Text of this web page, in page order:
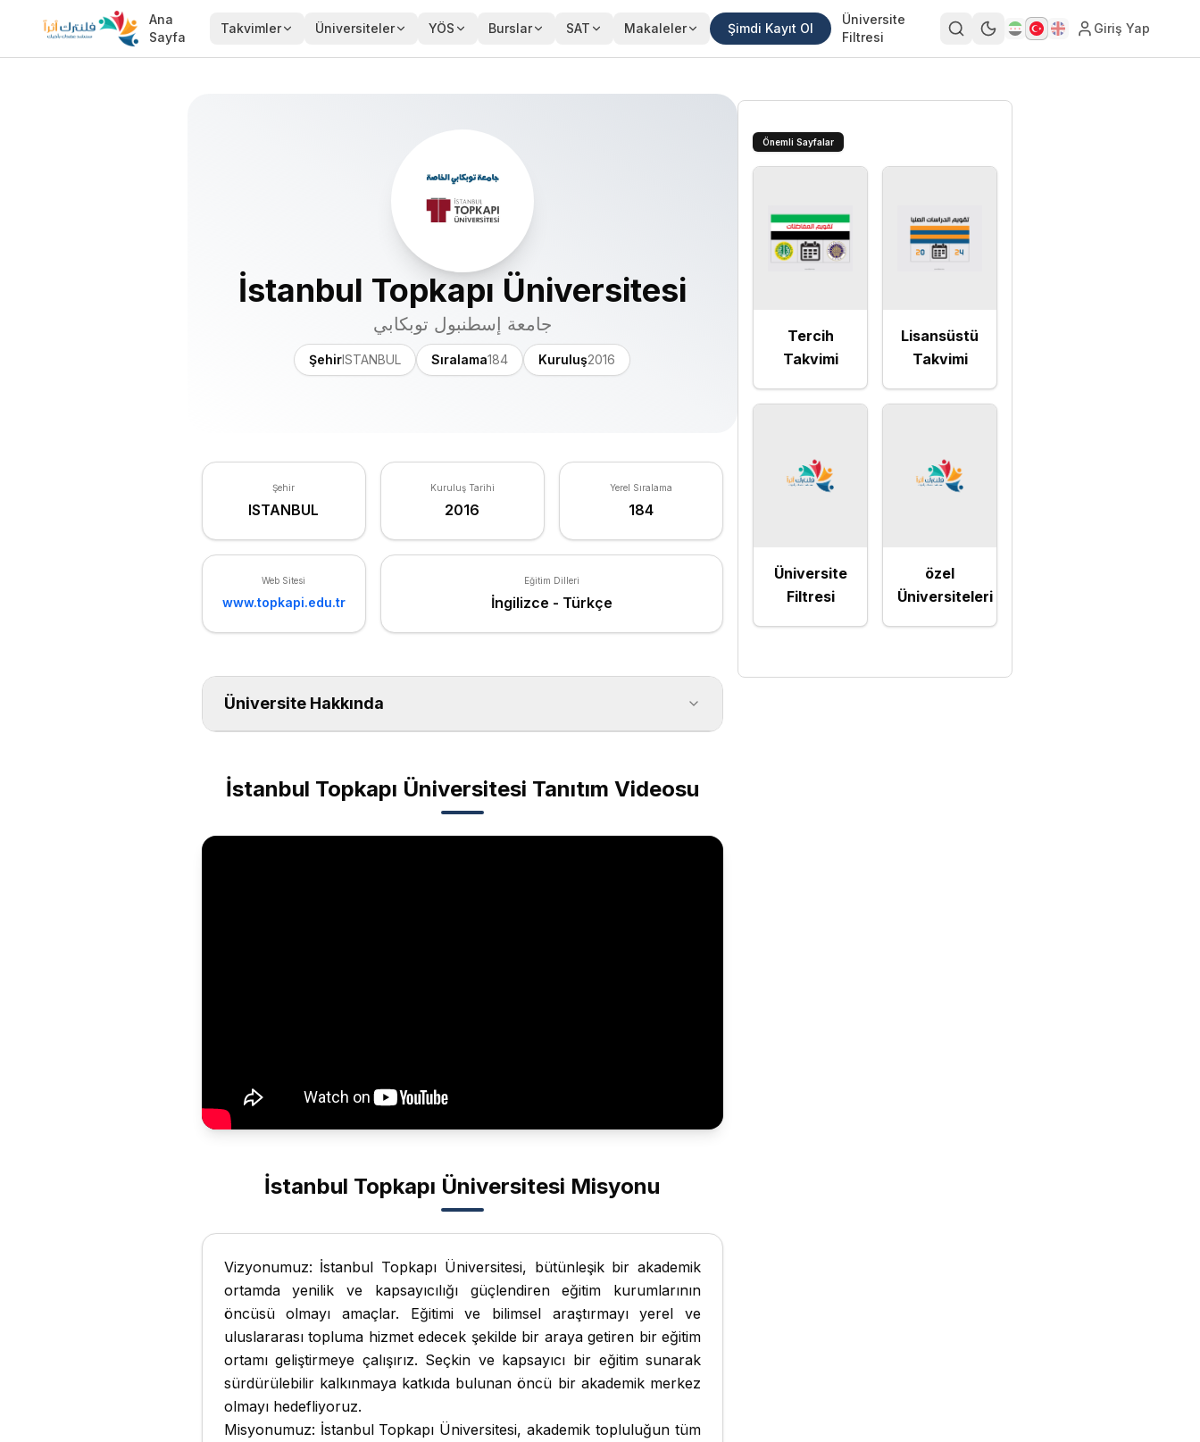
Ana
Sayfa
Takvimler Üniversiteler YÖS Burslar SAT Makaleler Şimdi Kayıt Ol
Üniversite
Filtresi
Giriş Yap
İstanbul Topkapı Üniversitesi
جامعة إسطنبول توبكابي
ŞehirISTANBUL Sıralama184 Kuruluş2016
Şehir
ISTANBUL
Kuruluş Tarihi
2016
Yerel Sıralama
184
Web Sitesi
www.topkapi.edu.tr
Eğitim Dilleri
İngilizce - Türkçe
Üniversite Hakkında
İstanbul Topkapı Üniversitesi Tanıtım Videosu
İstanbul Topkapı Üniversitesi Misyonu
Vizyonumuz: İstanbul Topkapı Üniversitesi, bütünleşik bir akademik
ortamda yenilik ve kapsayıcılığı güçlendiren eğitim kurumlarının
öncüsü olmayı amaçlar. Eğitimi ve bilimsel araştırmayı yerel ve
uluslararası topluma hizmet edecek şekilde bir araya getiren bir eğitim
ortamı geliştirmeye çalışırız. Seçkin ve kapsayıcı bir eğitim sunarak
sürdürülebilir kalkınmaya katkıda bulunan öncü bir akademik merkez
olmayı hedefliyoruz.
Misyonumuz: İstanbul Topkapı Üniversitesi, akademik topluluğun tüm
Önemli Sayfalar
Tercih
Takvimi
Lisansüstü
Takvimi
Üniversite
Filtresi
özel
Üniversiteleri